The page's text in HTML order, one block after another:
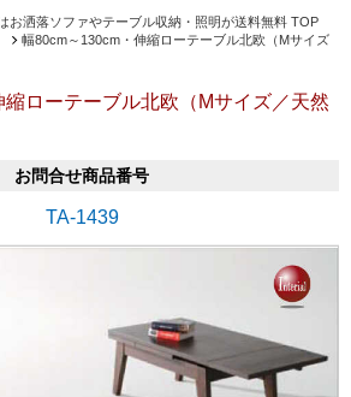
お洒落ソファやテーブル収納・照明が送料無料 TOP
幅80cm～130cm・伸縮ローテーブル北欧（Mサイズ
ローテーブル北欧（Mサイズ／天然
お問合せ商品番号
TA-1439